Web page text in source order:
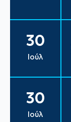
30
Ιούλ
30
Ιούλ